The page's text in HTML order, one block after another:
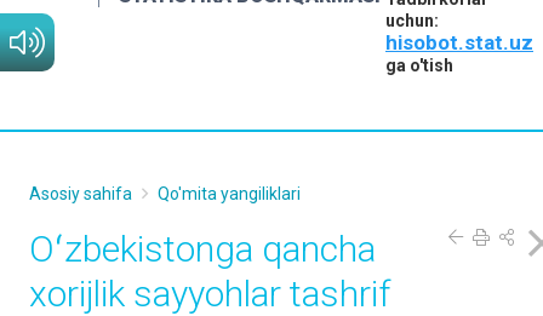
uchun:
hisobot.stat.uz
ga o'tish
MUROJAATLAR
Asosiy sahifa Qo'mita yangiliklari
Oʻzbekistonga qancha
xorijlik sayyohlar tashrif